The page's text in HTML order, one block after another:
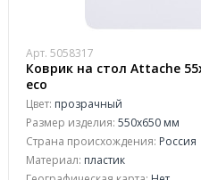
Арт. 5058317
Коврик на стол Attache
eco
Цвет: прозрачный
Размер изделия: 550x650 мм
Страна происхождения: Россия
Материал: пластик